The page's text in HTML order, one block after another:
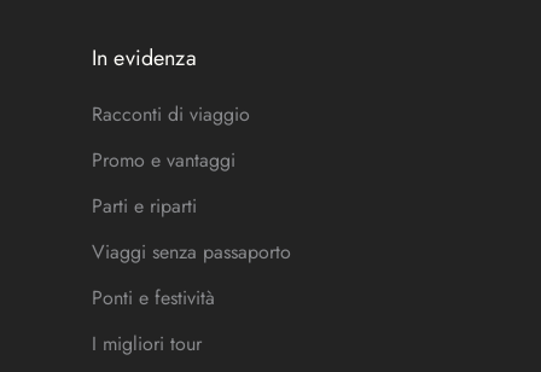
In evidenza
Racconti di viaggio
Promo e vantaggi
Parti e riparti
Viaggi senza passaporto
Ponti e festività
I migliori tour